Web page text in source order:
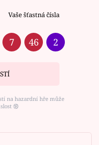
Vaše šťastná čísla
7 46 2
na hazardní hře může
⑱